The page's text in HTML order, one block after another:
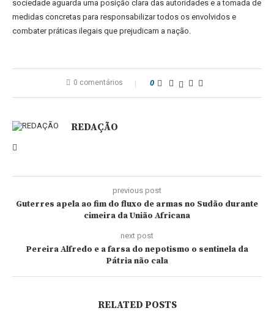
sociedade aguarda uma posição clara das autoridades e a tomada de
medidas concretas para responsabilizar todos os envolvidos e
combater práticas ilegais que prejudicam a nação.
0 comentários 0
REDAÇÃO
previous post
Guterres apela ao fim do fluxo de armas no Sudão durante
cimeira da União Africana
next post
Pereira Alfredo e a farsa do nepotismo o sentinela da
Pátria não cala
RELATED POSTS